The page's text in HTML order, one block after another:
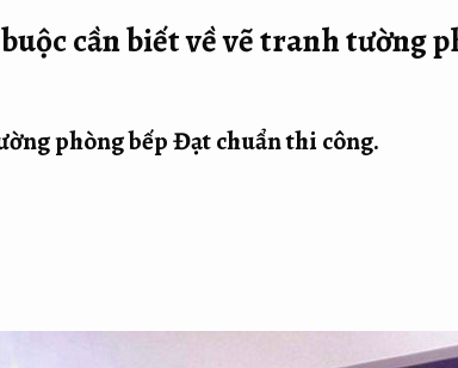
cần biết về vẽ tranh tường
phòng bếpĐạt chuẩn thi công.